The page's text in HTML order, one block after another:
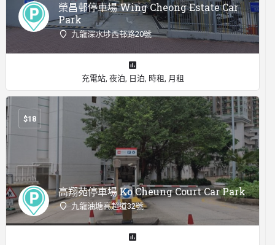
榮昌邨停車場 Wing Cheong Estate Car
Park
九龍深水埗西邨路20號
充電站, 夜泊, 日泊, 時租, 月租
高翔苑停車場 Ko Cheung Court Car Park
九龍油塘高超道32號
$18